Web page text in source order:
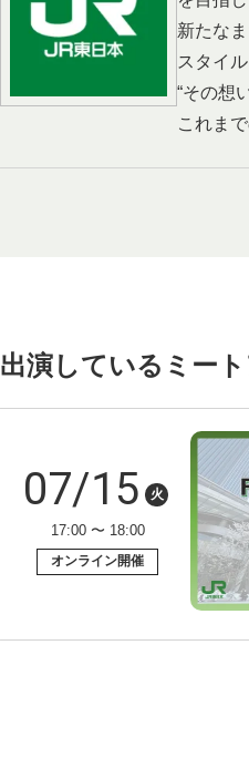
新たな
スタイ
“その想
これま
出演しているミー
07/15 火
17:00 〜 18:00
オンライン開催